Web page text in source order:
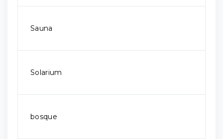
Sauna
Solarium
bosque